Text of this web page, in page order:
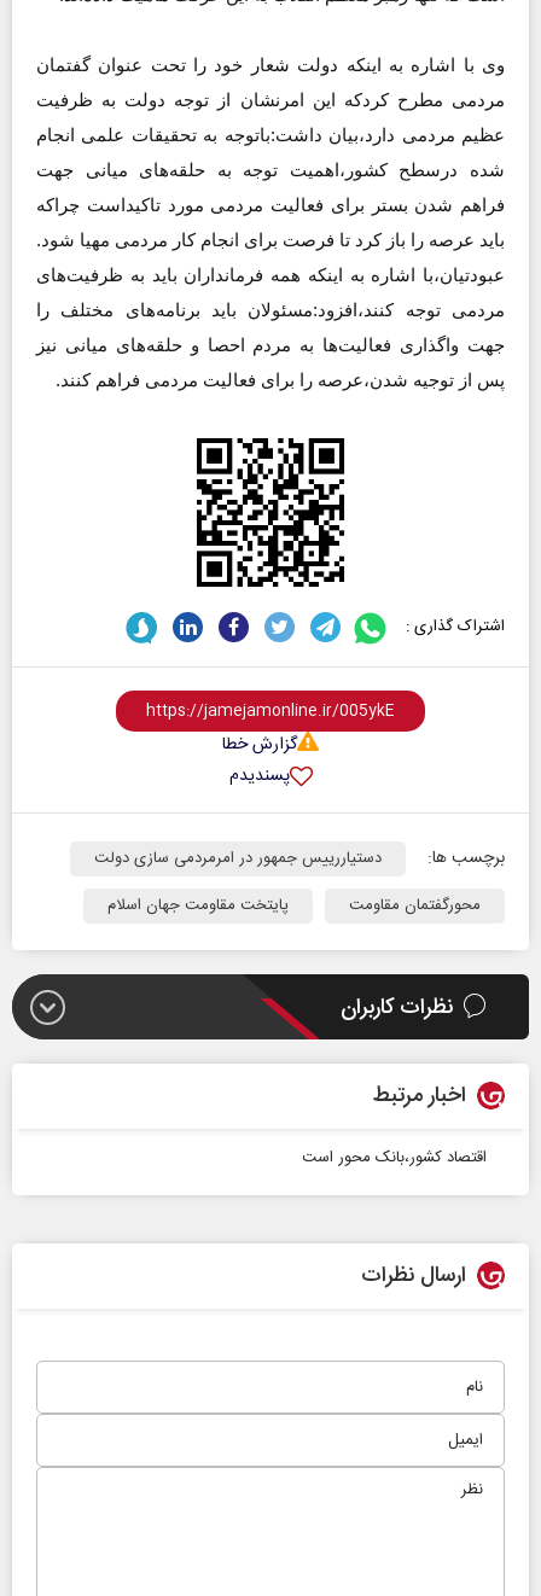
وی با اشاره به اینکه دولت شعار خود را تحت عنوان گفتمان
مردمی مطرح کردکه این امرنشان از توجه دولت به ظرفیت
عظیم مردمی دارد،بیان داشت:باتوجه به تحقیقات علمی انجام
شده درسطح کشور،اهمیت توجه به حلقه‌های میانی جهت
فراهم شدن بستر برای فعالیت مردمی مورد تاکیداست چراکه
باید عرصه را باز کرد تا فرصت برای انجام کار مردمی مهیا شود.
عبودتیان،با اشاره به اینکه همه فرمانداران باید به ظرفیت‌های
مردمی توجه کنند،افزود:مسئولان باید برنامه‌های مختلف را
جهت واگذاری فعالیت‌ها به مردم احصا و حلقه‌های میانی نیز
پس از توجیه شدن،عرصه را برای فعالیت مردمی فراهم کنند.
اشتراک گذاری :
گزارش خطا
پسندیدم
برچسب ها:
دستیاررییس جمهور در امرمردمی سازی دولت
محورگفتمان مقاومت
پایتخت مقاومت جهان اسلام
نظرات کاربران
اخبار مرتبط
اقتصاد کشور،بانک‌ محور است
ارسال نظرات